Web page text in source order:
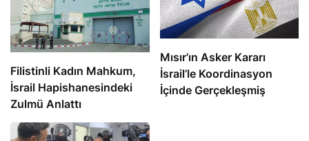
Filistinli Kadın Mahkum,
İsrail Hapishanesindeki
Zulmü Anlattı
Mısır’ın Asker Kararı
İsrail’le Koordinasyon
İçinde Gerçekleşmiş